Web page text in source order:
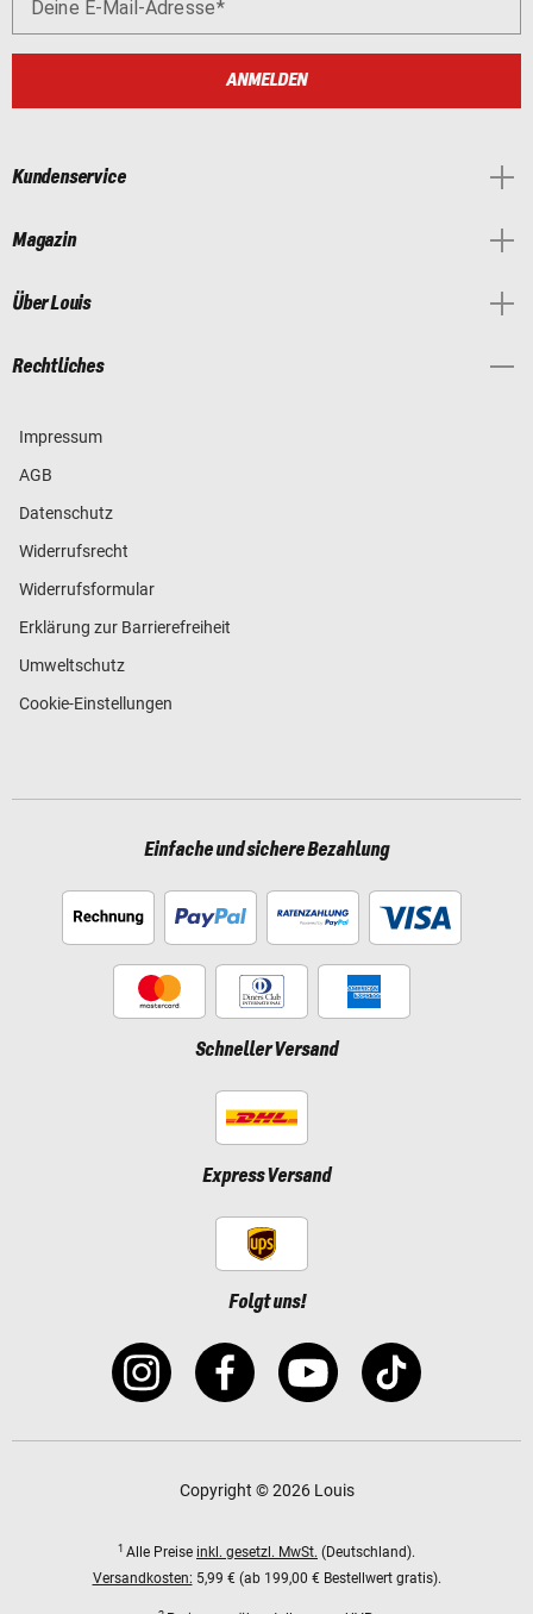
Deine E-Mail-Adresse
ANMELDEN
Kundenservice
Magazin
Über Louis
Rechtliches
Impressum
AGB
Datenschutz
Widerrufsrecht
Widerrufsformular
Erklärung zur Barrierefreiheit
Umweltschutz
Cookie-Einstellungen
Einfache und sichere Bezahlung
Schneller Versand
Express Versand
Folgt uns!
Copyright © 2026 Louis
1 Alle Preise inkl. gesetzl. MwSt. (Deutschland).
Versandkosten: 5,99 € (ab 199,00 € Bestellwert gratis).